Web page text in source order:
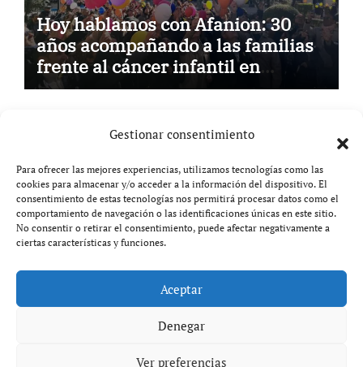
Gestionar consentimiento
Para ofrecer las mejores experiencias, utilizamos tecnologías como las
cookies para almacenar y/o acceder a la información del dispositivo. El
consentimiento de estas tecnologías nos permitirá procesar datos como el
comportamiento de navegación o las identificaciones únicas en este sitio.
No consentir o retirar el consentimiento, puede afectar negativamente a
ciertas características y funciones.
Aceptar
Denegar
Ver preferencias
Hoy hablamos con Afanion: 30
años acompañando a las familias
frente al cáncer infantil en
Castilla-La Mancha
Aviso legal
Política de privacidad
Copyright © All rights reserved